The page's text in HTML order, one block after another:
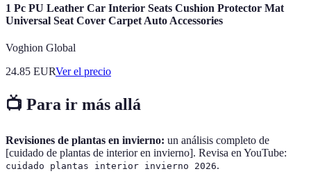
1 Pc PU Leather Car Interior Seats Cushion Protector Mat
Universal Seat Cover Carpet Auto Accessories
Voghion Global
24.85 EURVer el precio
📺 Para ir más allá
Revisiones de plantas en invierno: un análisis completo de
[cuidado de plantas de interior en invierno]. Revisa en YouTube:
cuidado plantas interior invierno 2026.